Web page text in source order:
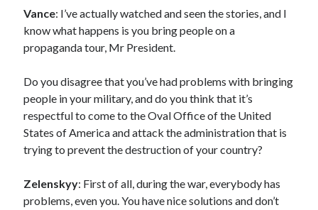
Vance: I’ve actually watched and seen the stories, and I
know what happens is you bring people on a
propaganda tour, Mr President.
Do you disagree that you’ve had problems with bringing
people in your military, and do you think that it’s
respectful to come to the Oval Office of the United
States of America and attack the administration that is
trying to prevent the destruction of your country?
Zelenskyy: First of all, during the war, everybody has
problems, even you. You have nice solutions and don’t